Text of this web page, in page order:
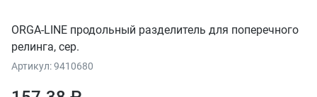
ORGA-LINE продольный разделитель для поперечного
релинга, сер.
Артикул: 9410680